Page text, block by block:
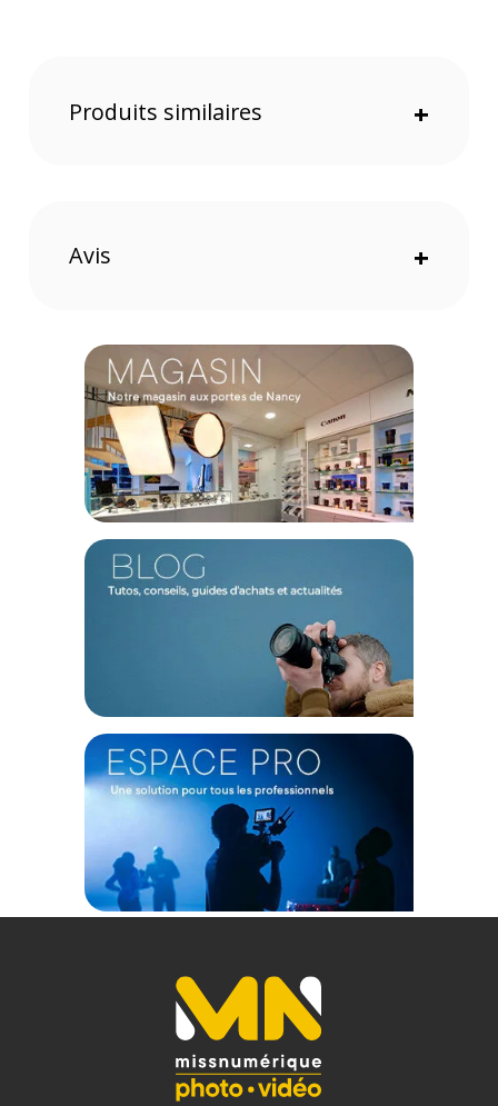
situation même les plus extrêmes. Robuste, le monopode
mini trépied est possible pour plus de liberté de shooting. Le
Une installation facilitée
La base du monopode avec système de libération rapide
permet de la rendre compatible avec d'autres monopodes ou
trépieds.
Une rotule vidéo VA-10
La rotule vidéo fluide offre la possibilité d'un panoramique
360° et d'une inclinaison de -60 à 90°. 2 niveaux à bulles
sont également présents, ainsi que des vis 1/4" et 3/8". De
plus, sa poignée est télescopique, elle peut passer de 30 à
47 cm et est rotative à 360°.
Caractéristiques du monopode carbone avec base Sirui
P-424FS et rotule vidéo VA-10 :
Poids : 2,10 kg
Section : 4
Charge admissible de sécurité avec rotule : 6 kg
Hauteur minimum : 74,5 cm
Hauteur maximum : 169,5 cm
Hauteur minimum sans base : 63,5 cm
Hauteur maximum sans base : 158,5 cm
Diamètre minimum : 2,5 cm
Diamètre maximum : 3,6 cm
Matériau : Fibre de Carbone
1 x Sirui Rotule VA-10
Offre valable jusqu'au 09-08-2026 inclus.
Produits similaires +
Avis +